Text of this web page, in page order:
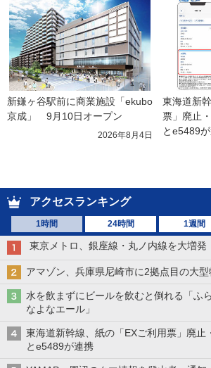
新鎌ヶ谷駅前に商業施設「ekubo
京成」　9月10日オープン
2026年8月4日
東海道新
票」廃止
とe5489
アクセスランキング
1時間 24時間 1週間
東京メトロ、銀座線・丸ノ内線を大増
アマゾン、兵庫県尼崎市に2拠点目の大
水を飲まずにビールを飲むと倒れる「ふ
なよなエール」
東海道新幹線、紙の「EXご利用票」廃
とe5489が連携